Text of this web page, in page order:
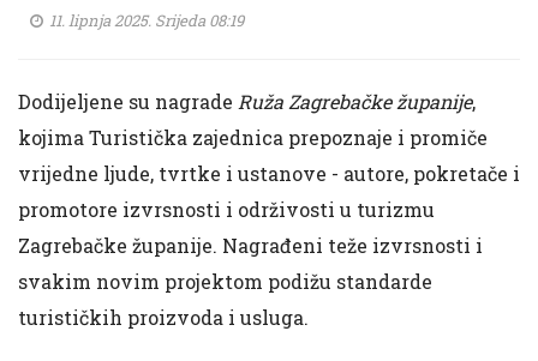
11. lipnja 2025. Srijeda 08:19
Dodijeljene su nagrade Ruža Zagrebačke županije,
kojima Turistička zajednica prepoznaje i promiče
vrijedne ljude, tvrtke i ustanove - autore, pokretače i
promotore izvrsnosti i održivosti u turizmu
Zagrebačke županije. Nagrađeni teže izvrsnosti i
svakim novim projektom podižu standarde
turističkih proizvoda i usluga.